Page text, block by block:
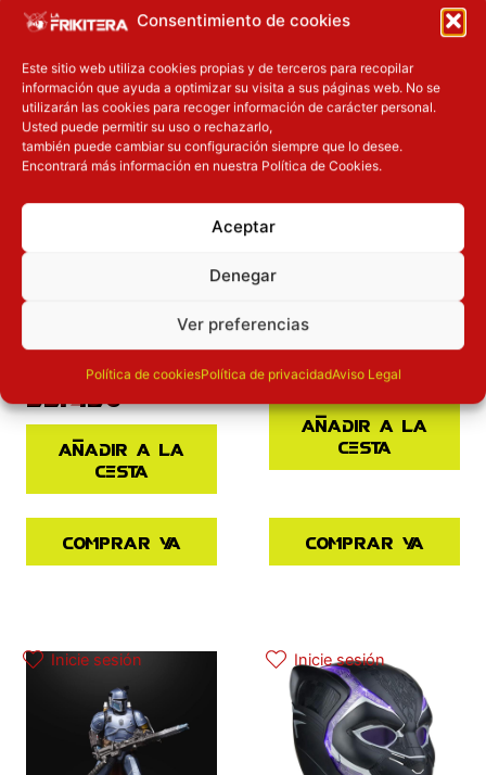
Consentimiento de cookies
Este sitio web utiliza cookies propias y de terceros para recopilar
información que ayuda a optimizar su visita a sus páginas web. No se
utilizarán las cookies para recoger información de carácter personal.
Usted puede permitir su uso o rechazarlo,
también puede cambiar su configuración siempre que lo desee.
Encontrará más información en nuestra Política de Cookies.
Aceptar
Denegar
Ver preferencias
Política de cookiesPolítica de privacidadAviso Legal
Inicie sesión
A Slime Otherworlder
Plus
29.90€
El precio original era: 29.90€.
22.42€
El precio actual es: 22.42€.
Añadir a la
cesta
Comprar ya
Figura Iron Man
Marvel Legends 20th
Anniversary
31.90€
El precio original era: 31.90€.
25.52
El
Añadir a la
cesta
Comprar ya
Inicie sesión Inicie sesión